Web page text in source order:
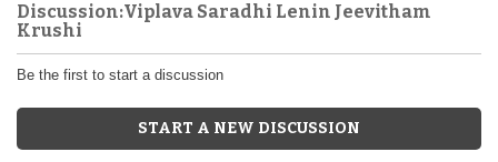
Discussion:Viplava Saradhi Lenin Jeevitham
Krushi
Be the first to start a discussion
START A NEW DISCUSSION